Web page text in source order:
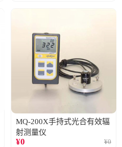
MQ-200X手持式光合有效辐
射测量仪
¥0 ¥0